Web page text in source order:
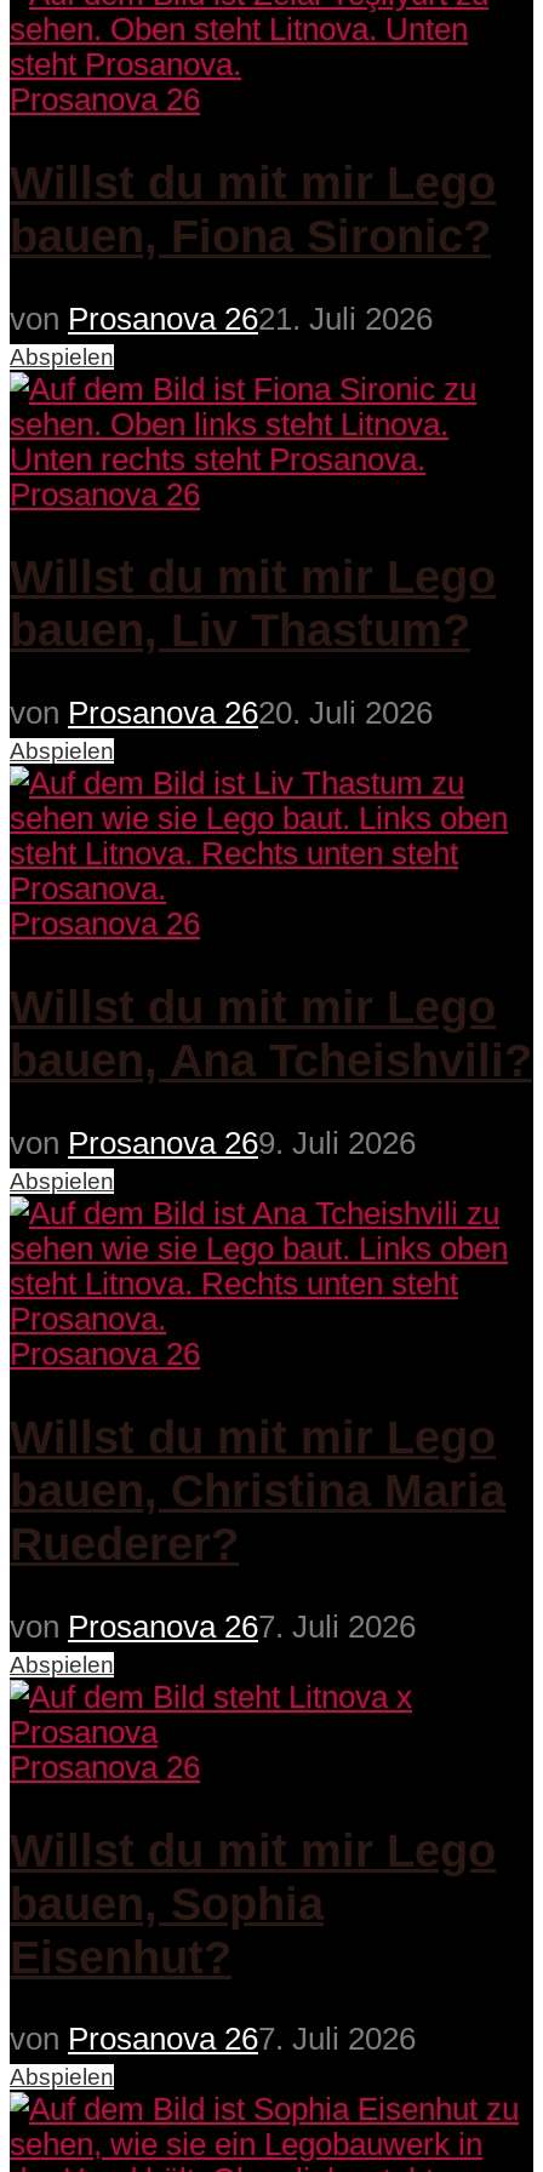
Prosanova 26
Willst du mit mir Lego
bauen, Fiona Sironic?
von Prosanova 2621. Juli 2026
Abspielen
Prosanova 26
Willst du mit mir Lego
bauen, Liv Thastum?
von Prosanova 2620. Juli 2026
Abspielen
Prosanova 26
Willst du mit mir Lego
bauen, Ana Tcheishvili?
von Prosanova 269. Juli 2026
Abspielen
Prosanova 26
Willst du mit mir Lego
bauen, Christina Maria
Ruederer?
von Prosanova 267. Juli 2026
Abspielen
Prosanova 26
Willst du mit mir Lego
bauen, Sophia
Eisenhut?
von Prosanova 267. Juli 2026
Abspielen